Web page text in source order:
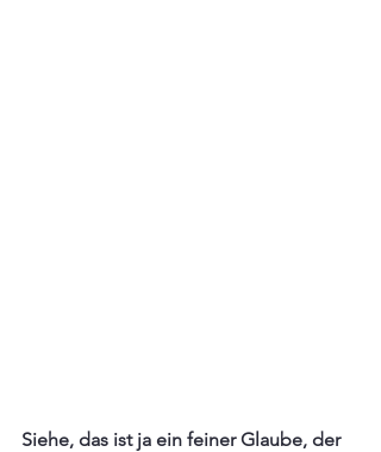
Siehe, das ist ja ein feiner Glaube, der